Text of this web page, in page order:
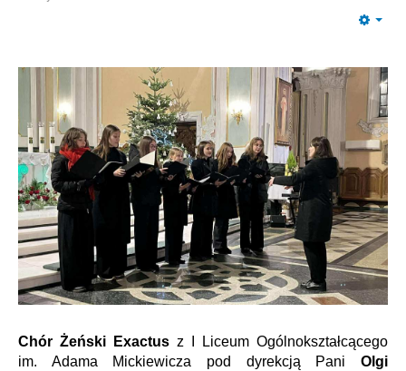
Chór Żeński Exactus z I Liceum Ogólnokształcącego
im. Adama Mickiewicza pod dyrekcją Pani O lgi